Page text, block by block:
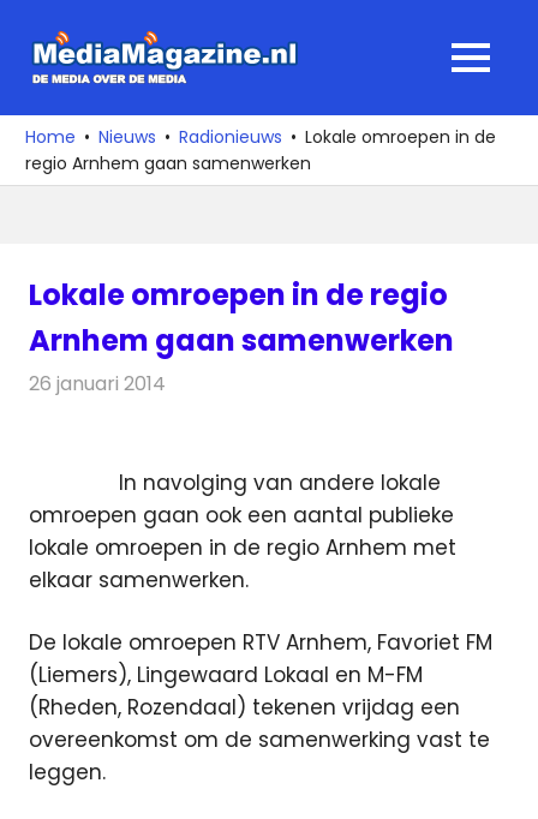
naar
media
over
de
MENU
Home Nieuws Radionieuws
Lokale omroepen in de
regio Arnhem gaan samenwerken
Lokale omroepen in de regio
Arnhem gaan samenwerken
26 januari 2014
In navolging van andere lokale
omroepen gaan ook een aantal publieke
lokale omroepen in de regio Arnhem met
elkaar samenwerken.
De lokale omroepen RTV Arnhem, Favoriet FM
(Liemers), Lingewaard Lokaal en M-FM
(Rheden, Rozendaal) tekenen vrijdag een
overeenkomst om de samenwerking vast te
leggen.